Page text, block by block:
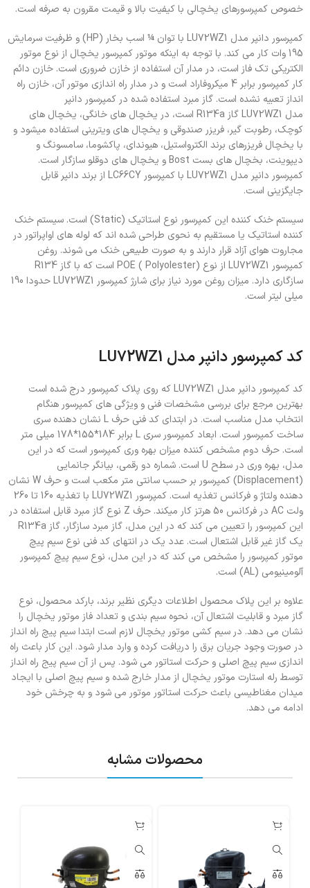
خصوص کمپرسورهای یخچالی با کیفیت بالا و قیمت مقرون به صرفه است.
کمپرسور دانپر مدل LU72WZ1 با توان ¼ اسب بخار (HP) و ظرفیت سرمایش
195 وات کار می کند. با توجه به اینکه موتور کمپرسور یخچال از نوع موتور
الکتریکی تک فاز است، در مدار آن استفاده از خازن ضروری است. خازن دائم
کار کمپرسور برابر 4 میکروفاراد است و در مدار راه اندازی موتور آن، خازن راه
انداز تعبیه نشده است. گاز مبرد استفاده شده در کمپرسور دانپر
مدل LU72WZ1 گاز R134a است، در یخچال های خانگی، یخچال های
کوچک، رطوبت گیر، فریزر صندوقی و یخچال های ویترینی استفاده می­شود و
با یخچال فریزرهای برند الکترواستیل، هیوندای، پاکشوما، سامسونگ و
دیپوینت، بخچال های بست Bost و یخچال های دوقلو سازگار است.
کمپرسور دانپر مدل LU72WZ1 با کمپرسور LC66CY از برند دانپر قابل
جایگزینی است.
سیستم خنک­ کننده این کمپرسور نوع استاتیک (Static) است. سیستم خنک
کننده استاتیک یا مستقیم به نحوی طراحی شده اند که لوله های اواپراتور در
مجاروت هوای آزاد قرار دارند و به صورت طبیعی خنک می شوند. روغن
کمپرسور LU72WZ1 از نوع POE ( Polyolester) است که با گاز R134
سازگاری دارد. میزان روغن مورد نیاز برای شارژ کمپرسور LU72WZ1 حدودا 190
میلی لیتر است.
کد کمپرسور دانپر مدل LU72WZ1
کد کمپرسور دانپر مدل LU72WZ1 که روی پلاک کمپرسور درج شده است
بهترین مرجع برای بررسی مشخصات فنی و ویژگی های کمپرسور هنگام
انتخاب مدل مناسب است. در ابتدای کد فنی حرف L نشان دهنده سری
ساخت کمپرسور است. ابعاد کمپرسور سری L برابر 184*155*178 میلی متر
است. حرف دوم مشخص کننده میزان بهره وری کمپرسور است که در این
مدل، بهره وری در سطح U است. شماره دو رقمی، بیانگر جانمایی
(Displacement) کمپرسور بر حسب سانتی متر مکعب است و حرف W نشان
دهنده ولتاژ و فرکانس تغذیه است. کمپرسور LU72WZ1 با تغذیه 160 تا 260
ولت AC در فرکانس 50 هرتز کار می­کند. حرف Z نوع گاز مبرد قابل استفاده در
این کمپرسور را تعیین می کند که در این مدل، گاز مبرد سازگار، گاز R134a
یک گاز غیر قابل اشتعال است. عدد یک در انتهای کد فنی نوع سیم پیچ
موتور کمپرسور را مشخص می کند که در این مدل، نوع سیم پیچ کمپرسور
آلومینیومی (AL) است.
علاوه بر این پلاک محصول اطلاعات دیگری نظیر برند، بارکد محصول، نوع
گاز مبرد و قابلیت اشتعال آن، نحوه سیم بندی و تعداد فاز موتور یخچال را
نشان می دهد. در سیم کشی موتور یخچال لازم است ابتدا سیم پیچ راه انداز
در صورت وجود جریان برق را دریافت کرده و وارد مدار شود. این کار باعث راه
اندازی سیم پیچ اصلی و حرکت استاتور می شود. پس از آن سیم پیج راه انداز
توسط رله استارت موتور یخچال از مدار خارج شده و سیم پیچ اصلی با ایجاد
میدان مغناطیسی باعث حرکت استاتور موتور می شود و به چرخش خود
ادامه می دهد.
محصولات مشابه